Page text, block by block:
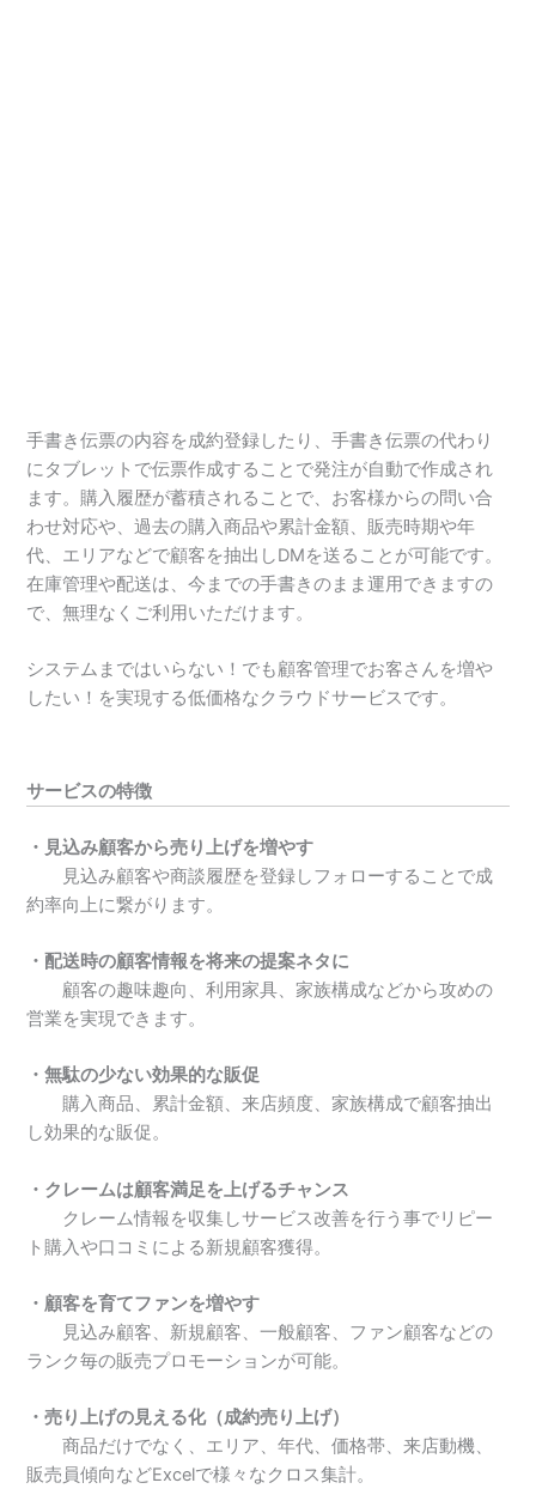
手書き伝票の内容を成約登録したり、手書き伝票の代わり
にタブレットで伝票作成することで発注が自動で作成され
ます。購入履歴が蓄積されることで、お客様からの問い合
わせ対応や、過去の購入商品や累計金額、販売時期や年
代、エリアなどで顧客を抽出しDMを送ることが可能です。
在庫管理や配送は、今までの手書きのまま運用できますの
で、無理なくご利用いただけます。
システムまではいらない！でも顧客管理でお客さんを増や
したい！を実現する低価格なクラウドサービスです。
サービスの特徴
・見込み顧客から売り上げを増やす
見込み顧客や商談履歴を登録しフォローすることで成
約率向上に繋がります。
・配送時の顧客情報を将来の提案ネタに
顧客の趣味趣向、利用家具、家族構成などから攻めの
営業を実現できます。
・無駄の少ない効果的な販促
購入商品、累計金額、来店頻度、家族構成で顧客抽出
し効果的な販促。
・クレームは顧客満足を上げるチャンス
クレーム情報を収集しサービス改善を行う事でリピー
ト購入や口コミによる新規顧客獲得。
・顧客を育てファンを増やす
見込み顧客、新規顧客、一般顧客、ファン顧客などの
ランク毎の販売プロモーションが可能。
・売り上げの見える化（成約売り上げ）
商品だけでなく、エリア、年代、価格帯、来店動機、
販売員傾向などExcelで様々なクロス集計。